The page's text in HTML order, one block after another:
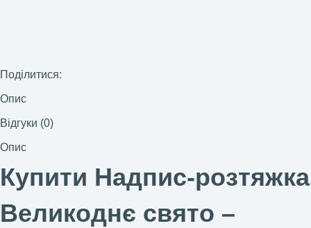
Поділитися:
Опис
Відгуки (0)
Опис
Купити Надпис-розтяжка
Великоднє свято –